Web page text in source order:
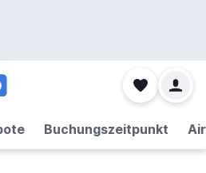
Buchungszeitpunkt